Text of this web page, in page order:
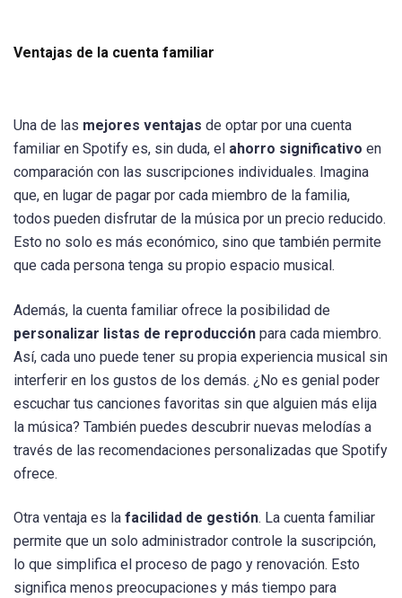
Ventajas de la cuenta familiar
Una de las mejores ventajas de optar por una cuenta
familiar en Spotify es, sin duda, el ahorro significativo en
comparación con las suscripciones individuales. Imagina
que, en lugar de pagar por cada miembro de la familia,
todos pueden disfrutar de la música por un precio reducido.
Esto no solo es más económico, sino que también permite
que cada persona tenga su propio espacio musical.
Además, la cuenta familiar ofrece la posibilidad de
personalizar listas de reproducción para cada miembro.
Así, cada uno puede tener su propia experiencia musical sin
interferir en los gustos de los demás. ¿No es genial poder
escuchar tus canciones favoritas sin que alguien más elija
la música? También puedes descubrir nuevas melodías a
través de las recomendaciones personalizadas que Spotify
ofrece.
Otra ventaja es la facilidad de gestión. La cuenta familiar
permite que un solo administrador controle la suscripción,
lo que simplifica el proceso de pago y renovación. Esto
significa menos preocupaciones y más tiempo para